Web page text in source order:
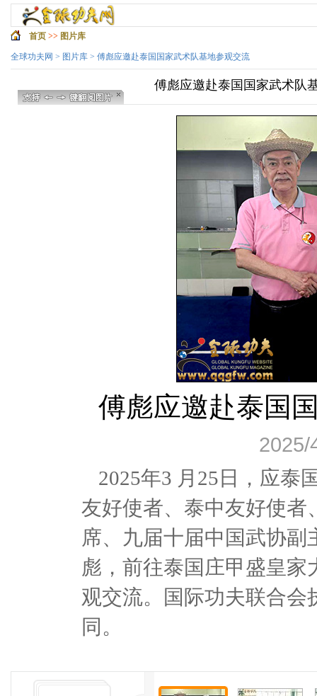
首页 >> 图片库
全球功夫网 > 图片库 > 傅彪应邀赴泰国国家武术队基地参观交流
傅彪应邀赴泰国国家武术队
傅彪应邀赴泰国
2025/
2025年3 月25日，应泰
友好使者、泰中友好使者
席、九届十届中国武协
彪，前往泰国庄甲盛皇
观交流。国际功夫联合会
同。